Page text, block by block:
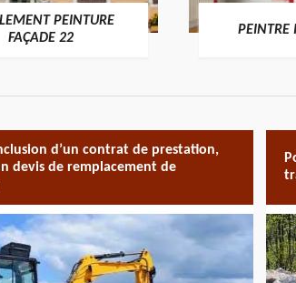
PEINTURE
FAÇADE 22
PEINTRE
d’un contrat de prestation,
devis de remplacement de